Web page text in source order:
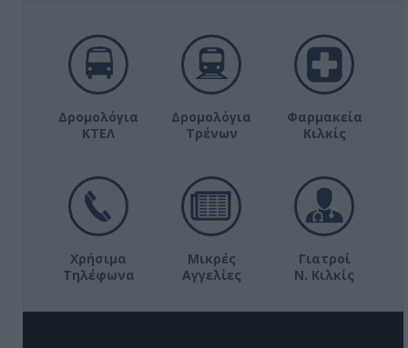
Δρομολόγια
ΚΤΕΛ
Δρομολόγια
Τρένων
Φαρμακεία
Κιλκίς
Χρήσιμα
Τηλέφωνα
Μικρές
Αγγελίες
Γιατροί
Ν. Κιλκίς